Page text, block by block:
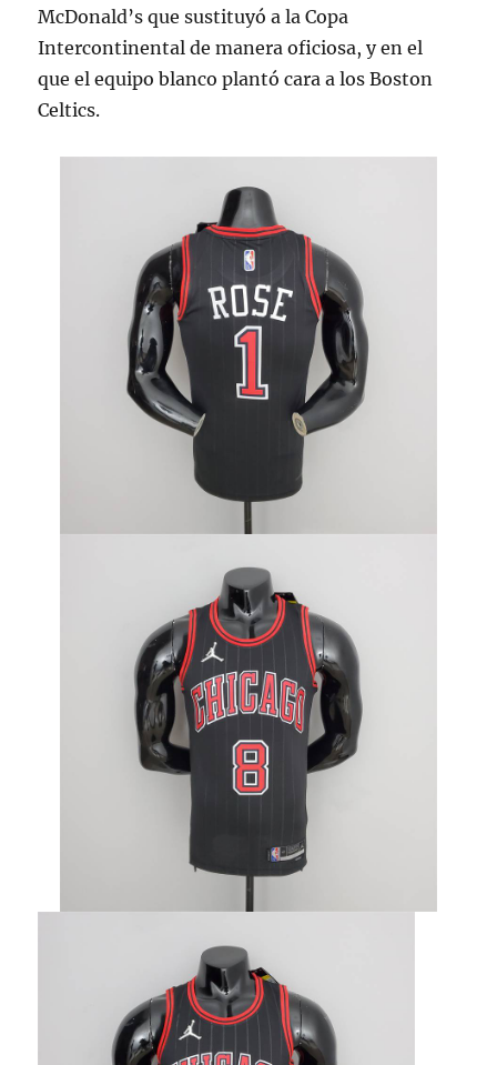
McDonald’s que sustituyó a la Copa
Intercontinental de manera oficiosa, y en el
que el equipo blanco plantó cara a los Boston
Celtics.